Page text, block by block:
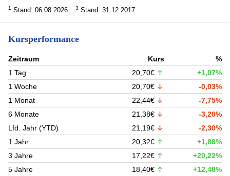
1 Stand: 06.08.2026 3 Stand: 31.12.2017
Kursperformance
Zeitraum Kurs
%
1 Tag
20,70€
+1,07%
1 Woche
20,70€
-0,03%
1 Monat
22,44€
-7,75%
6 Monate
21,38€
-3,20%
Lfd. Jahr (YTD)
21,19€
-2,30%
1 Jahr
20,32€
+1,86%
3 Jahre
17,22€
+20,22%
5 Jahre
18,40€ +12,48%